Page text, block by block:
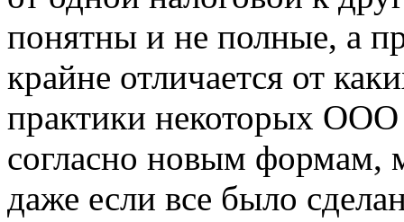
понятны и не полные, а
крайне отличается от
практики некоторых ООО
согласно новым формам,
даже если все было